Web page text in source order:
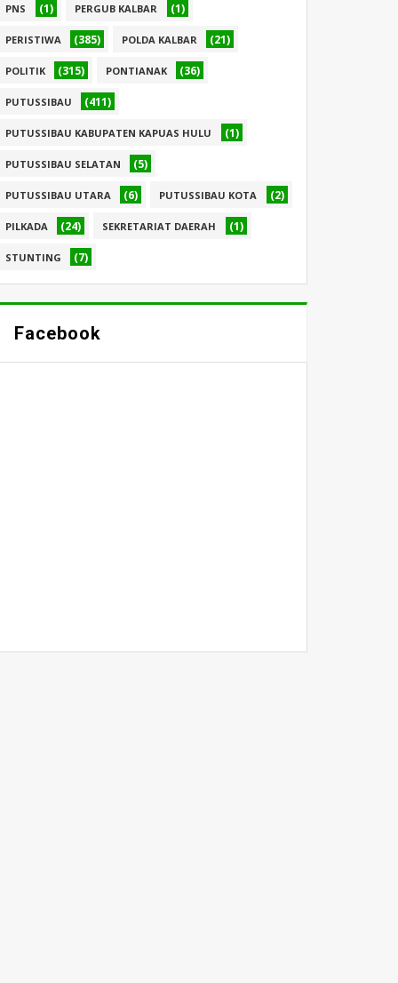
PNS (1) PERGUB KALBAR (1)
PERISTIWA (385) POLDA KALBAR (21)
POLITIK (315) PONTIANAK (36)
PUTUSSIBAU (411)
PUTUSSIBAU KABUPATEN KAPUAS HULU (1)
PUTUSSIBAU SELATAN (5)
PUTUSSIBAU UTARA (6) PUTUSSIBAU KOTA (2)
PILKADA (24) SEKRETARIAT DAERAH (1)
STUNTING (7)
Facebook